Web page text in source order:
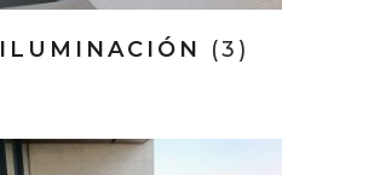
ILUMINACIÓN (3)